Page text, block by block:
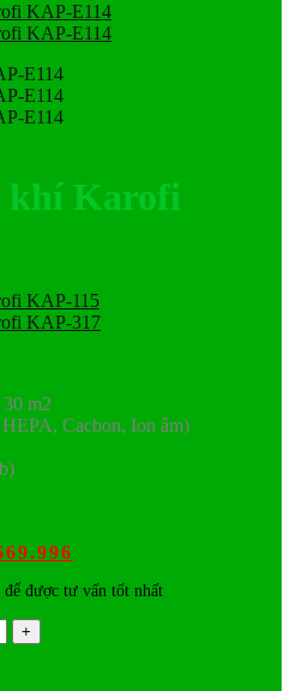
khí Karofi
m2
Cacbon, Ion âm)
được tư vấn tốt nhất